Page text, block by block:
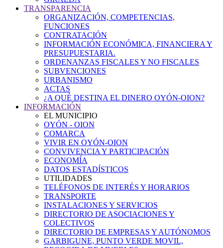
TRANSPARENCIA
ORGANIZACIÓN, COMPETENCIAS,
FUNCIONES
CONTRATACIÓN
INFORMACIÓN ECONÓMICA, FINANCIERA Y
PRESUPUESTARIA.
ORDENANZAS FISCALES Y NO FISCALES
SUBVENCIONES
URBANISMO
ACTAS
¿A QUÉ DESTINA EL DINERO OYÓN-OION?
INFORMACIÓN
EL MUNICIPIO
OYÓN - OION
COMARCA
VIVIR EN OYÓN-OION
CONVIVENCIA Y PARTICIPACIÓN
ECONOMÍA
DATOS ESTADÍSTICOS
UTILIDADES
TELÉFONOS DE INTERÉS Y HORARIOS
TRANSPORTE
INSTALACIONES Y SERVICIOS
DIRECTORIO DE ASOCIACIONES Y
COLECTIVOS
DIRECTORIO DE EMPRESAS Y AUTÓNOMOS
GARBIGUNE, PUNTO VERDE MOVIL,